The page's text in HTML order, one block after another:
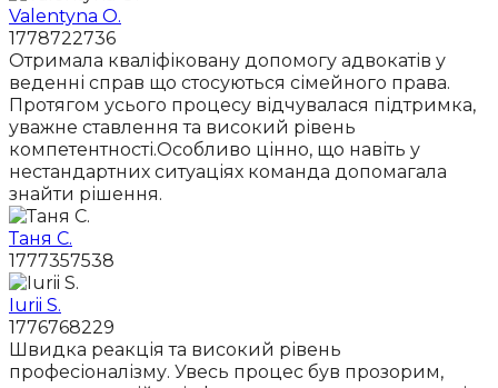
Valentyna O.
1778722736
Отримала кваліфіковану допомогу адвокатів у
веденні справ що стосуються сімейного права.
Протягом усього процесу відчувалася підтримка,
уважне ставлення та високий рівень
компетентності.Особливо цінно, що навіть у
нестандартних ситуаціях команда допомагала
знайти рішення.
Таня С.
1777357538
Iurii S.
1776768229
Швидка реакція та високий рівень
професіоналізму. Увесь процес був прозорим,